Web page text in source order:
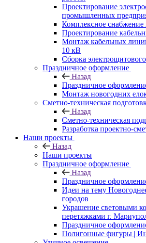
Проектирование
промышленных
Комплексное снабжение
Проектирование
Монтаж кабельных
10 кВ
Сборка
Праздничное оформление
Назад
Праздничное
Монтаж новогодних
Сметно-техническая
Назад
Сметно-техническая
Разработка проектно-
Наши проекты
Назад
Наши проекты
Праздничное оформление
Назад
Праздничное
Идеи на тему
городов
Украшение световыми
перетяжками г.
Праздничное
Полигонные фигуры |